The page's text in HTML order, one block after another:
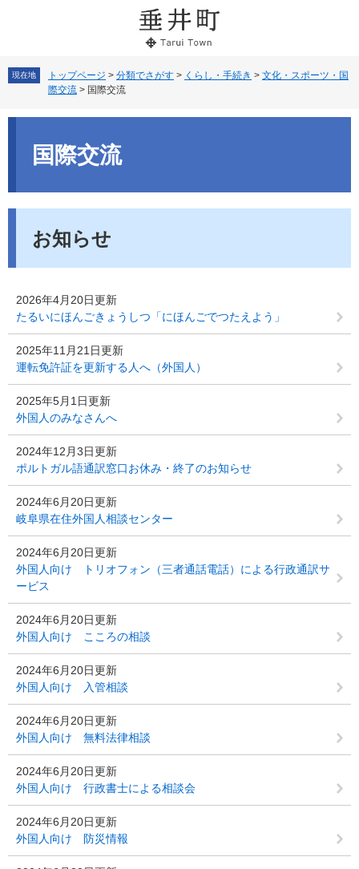
へ
現在地 トップページ > 分類でさがす > くらし・手続き > 文化・スポーツ・国
際交流 > 国際交流
国際交流
お知らせ
2026年4月20日更新
たるいにほんごきょうしつ「にほんごでつたえよう」
2025年11月21日更新
運転免許証を更新する人へ（外国人）
2025年5月1日更新
外国人のみなさんへ
2024年12月3日更新
ポルトガル語通訳窓口お休み・終了のお知らせ
2024年6月20日更新
岐阜県在住外国人相談センター
2024年6月20日更新
外国人向け トリオフォン（三者通話電話）による行政通訳サ
ービス
2024年6月20日更新
外国人向け こころの相談
2024年6月20日更新
外国人向け 入管相談
2024年6月20日更新
外国人向け 無料法律相談
2024年6月20日更新
外国人向け 行政書士による相談会
2024年6月20日更新
外国人向け 防災情報